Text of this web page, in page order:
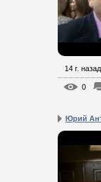
14 г. назад
0
Юрий